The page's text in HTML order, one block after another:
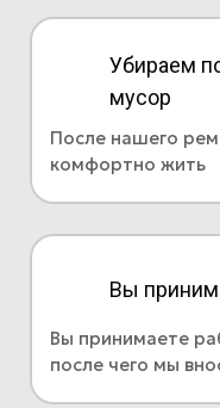
Убираем
мусор
После нашего
комфортно жить
Вы
Вы принимаете
после чего мы